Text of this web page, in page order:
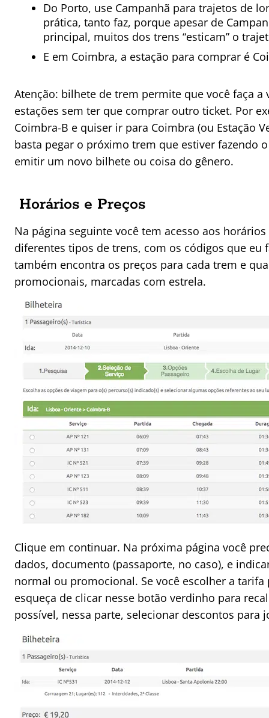
Do Porto, use Campanhã para trajetos de
prática, tanto faz, porque apesar de
principal, muitos dos trens “esticam” o
E em Coimbra, a estação para comprar é
Atenção: bilhete de trem permite que você faça a
estações sem ter que comprar outro ticket. Por
Coimbra-B e quiser ir para Coimbra (ou Estação
basta pegar o próximo trem que estiver fazendo
emitir um novo bilhete ou coisa do gênero.
Horários e Preços
Na página seguinte você tem acesso aos
diferentes tipos de trens, com os códigos que eu
também encontra os preços para cada trem e
promocionais, marcadas com estrela.
Clique em continuar. Na próxima página você
dados, documento (passaporte, no caso), e
normal ou promocional. Se você escolher a
esqueça de clicar nesse botão verdinho para
possível, nessa parte, selecionar descontos para